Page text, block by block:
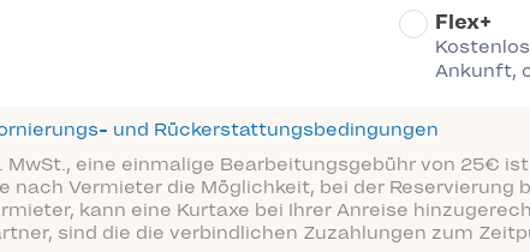
Flex+
Ankunft,
und Rückerstattungsbedingungen
MwSt., eine einmalige Bearbeitungsgebühr von 25€
nach Vermieter die Möglichkeit, bei der
kann eine Kurtaxe bei Ihrer Anreise
sind die die verbindlichen Zuzahlungen zum